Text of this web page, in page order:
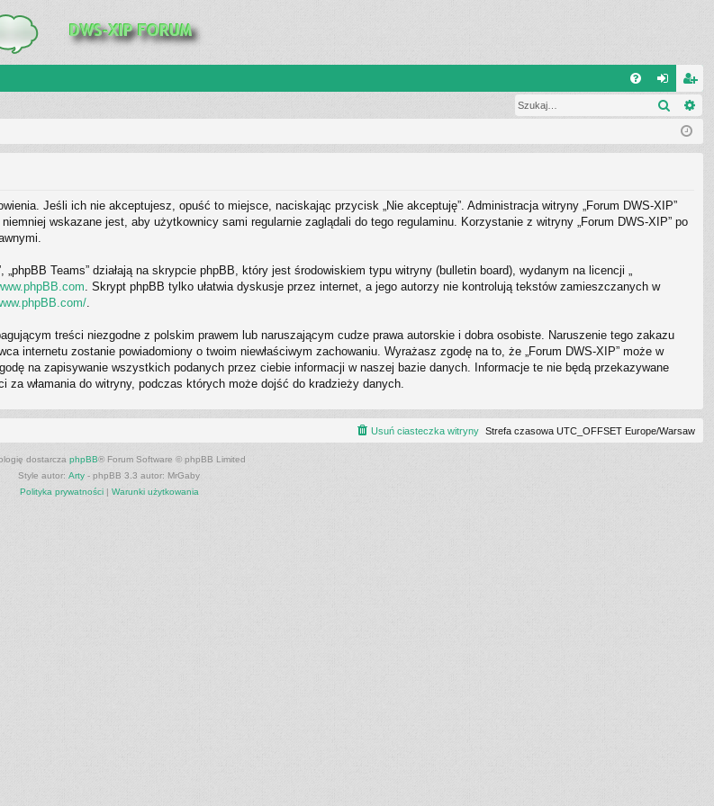
al
ę
ar
ej
Szukaj
Jeśli ich nie akceptujesz, opuść to miejsce, naciskając przycisk „Nie akceptuję”. Administracja witryny „Forum DWS-XIP”
wskazane jest, aby użytkownicy sami regularnie zaglądali do tego regulaminu. Korzystanie z witryny „Forum DWS-XIP” po
„phpBB Teams” działają na skrypcie phpBB, który jest środowiskiem typu witryny (bulletin board), wydanym na licencji „
. Skrypt phpBB tylko ułatwia dyskusje przez internet, a jego autorzy nie kontrolują tekstów zamieszczanych w
treści niezgodne z polskim prawem lub naruszającym cudze prawa autorskie i dobra osobiste. Naruszenie tego zakazu
internetu zostanie powiadomiony o twoim niewłaściwym zachowaniu. Wyrażasz zgodę na to, że „Forum DWS-XIP” może w
na zapisywanie wszystkich podanych przez ciebie informacji w naszej bazie danych. Informacje te nie będą przekazywane
włamania do witryny, podczas których może dojść do kradzieży danych.
Strefa czasowa UTC_OFFSET Europe/Warsaw
Usuń ciasteczka witryny
dostarcza phpBB® Forum Software © phpBB Limited
Style autor: Arty - phpBB 3.3 autor: MrGaby
Polityka prywatności| Warunki użytkowania